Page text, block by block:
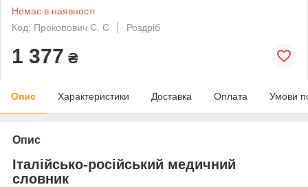
Немає в наявності
Код: Прокопович С. С
Роздріб
1 377 ₴
Опис Характеристики Доставка Оплата Умови
Опис
Італійсько-російський медичний
словник